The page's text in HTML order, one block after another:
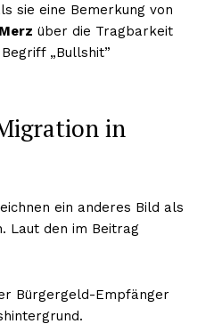
sie eine Bemerkung von
über die Tragbarkeit
„Bullshit”
in
ein anderes Bild als
Laut den im Beitrag
Bürgergeld-Empfänger